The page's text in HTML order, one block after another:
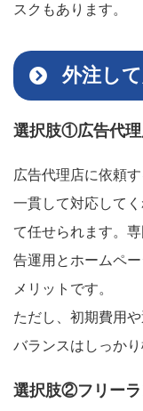
スクもあります。
外注し
選択肢①広告代理
広告代理店に依頼
一貫して対応して
て任せられます。
告運用とホームペ
メリットです。
ただし、初期費用
バランスはしっか
選択肢②フリーラ